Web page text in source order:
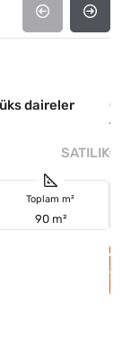
daireler
SATILIK
Toplam m²
90 m²
₺